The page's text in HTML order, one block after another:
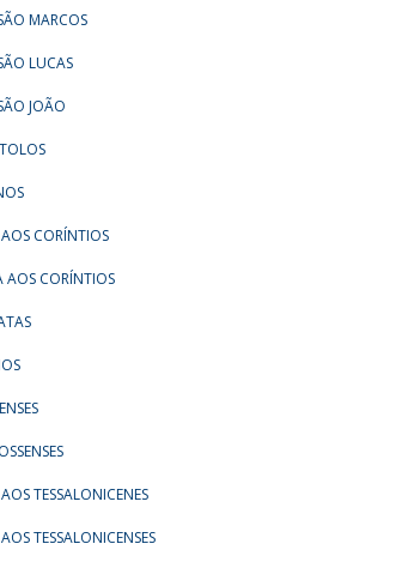
MARCOS
LUCAS
JOÃO
CORÍNTIOS
AOS CORÍNTIOS
TESSALONICENES
TESSALONICENSES